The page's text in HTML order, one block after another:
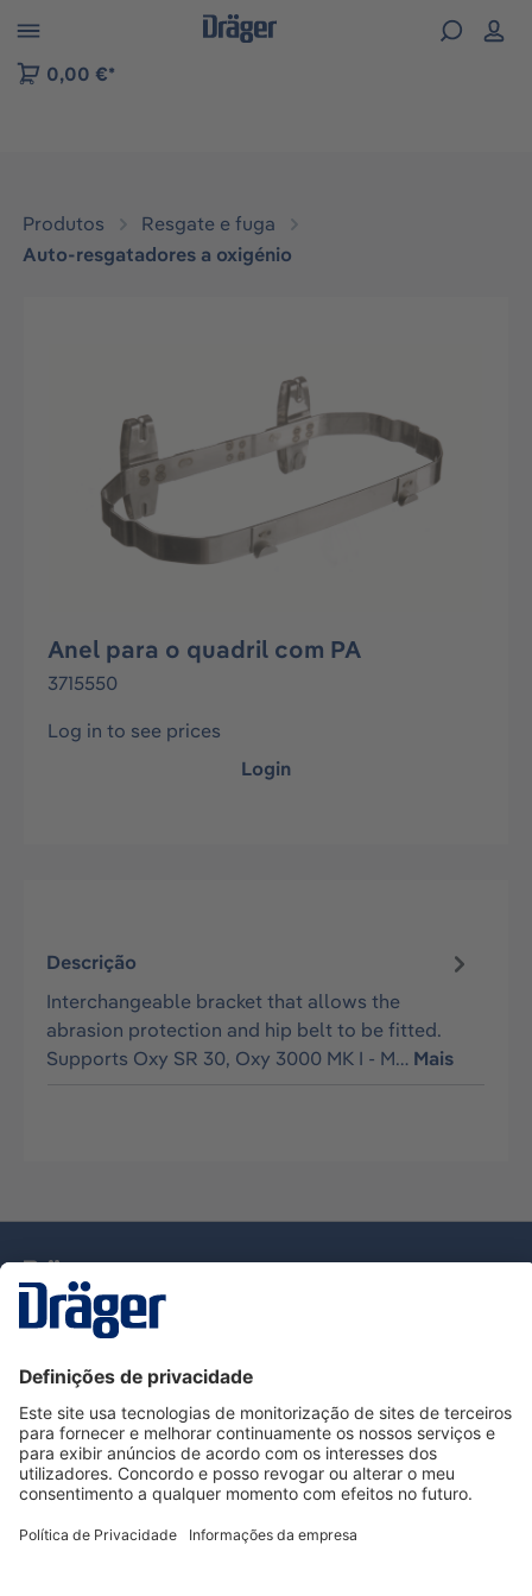
to B2B platform navigation
0,00 €*
Produtos
Resgate e fuga
Auto-resgatadores a oxigénio
Anel para o quadril com PA
3715550
Log in to see prices
Login
Descrição
Interchangeable bracket that allows the
abrasion protection and hip belt to be fitted.
Supports Oxy SR 30, Oxy 3000 MK I - M… Mais
Serviço de Apoio ao Cliente Dräger
Utilização da loja
Informações